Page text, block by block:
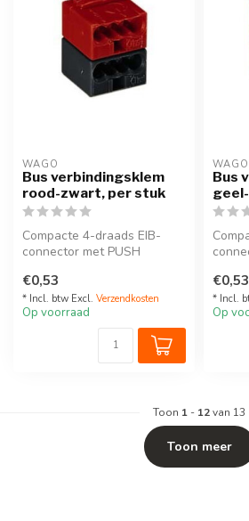
WAGO
Bus verbindingsklem
rood-zwart, per stuk
Compacte 4-draads EIB-
connector met PUSH
voor alle b...
€0,53
* Incl. btw Excl. Verzendkosten
Op voorraad
WAGO
Bus
voor
€0,53
* Incl.
Op
Toon 1 - 12van 13
Toon meer